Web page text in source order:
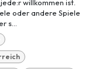
willkommen ist.
oder andere Spiele
s...